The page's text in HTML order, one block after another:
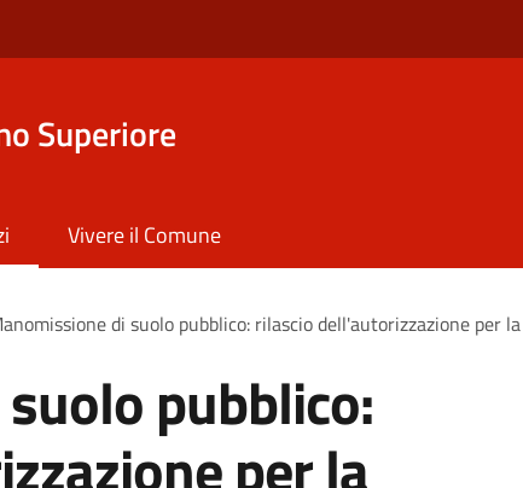
Superiore
Vivere il Comune
di suolo pubblico: rilascio dell'autorizzazione per
pubblico: